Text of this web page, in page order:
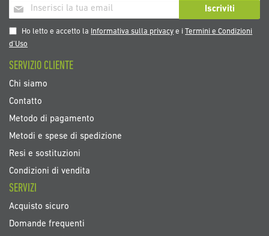
Iscriviti
alla
nostra
Newsletter:
Iscriviti
Ho letto e accetto la Informativa sulla privacy e i
Termini e Condizioni
d’Uso
SERVIZIO CLIENTE
Chi siamo
Contatto
Metodo di pagamento
Metodi e spese di spedizione
Resi e sostituzioni
Condizioni di vendita
SERVIZI
Acquisto sicuro
Domande frequenti